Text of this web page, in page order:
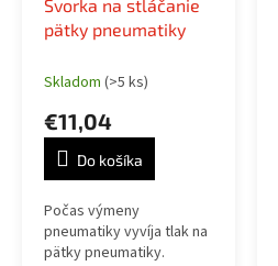
Svorka na stláčanie
pätky pneumatiky
Skladom (>5 ks)
€11,04
Do košíka
Počas výmeny
pneumatiky vyvíja tlak na
pätky pneumatiky.